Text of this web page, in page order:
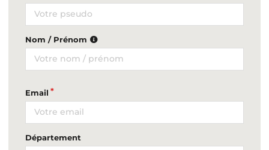
Nom / Prénom
Email
Département